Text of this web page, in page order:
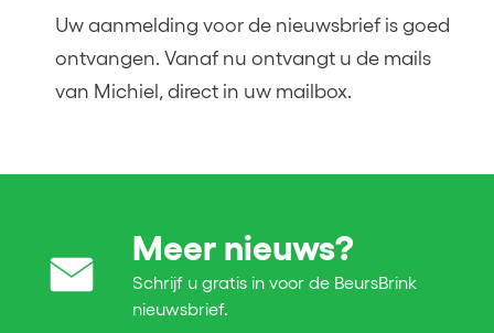
Uw aanmelding voor de nieuwsbrief is goed
ontvangen. Vanaf nu ontvangt u de mails
van Michiel, direct in uw mailbox.
Meer nieuws?
Schrijf u gratis in voor de BeursBrink
nieuwsbrief.